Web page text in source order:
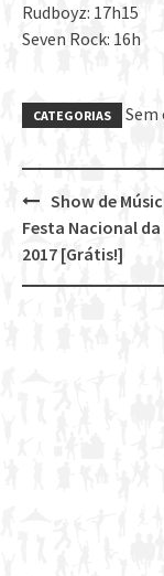
Rudboyz: 17h15
Seven Rock: 16h
CATEGORIAS
Post
navigation
Show de
Festa Nacional da
2017 [Grátis!]